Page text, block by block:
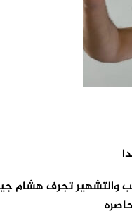
والتشهير تجرف هشام